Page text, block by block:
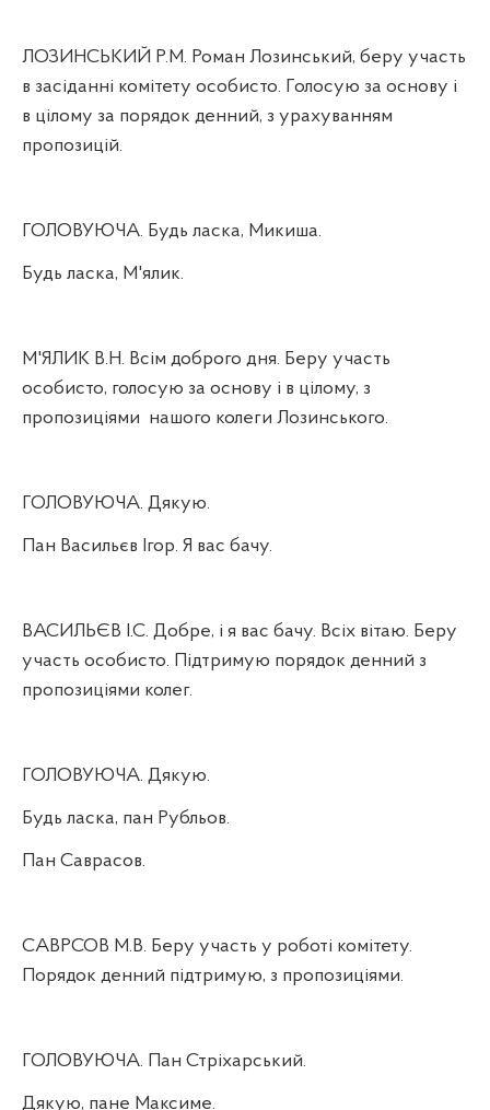
ЛОЗИНСЬКИЙ Р.М. Роман Лозинський, беру участь
в засіданні комітету особисто. Голосую за основу і
в цілому за порядок денний, з урахуванням
пропозицій.
ГОЛОВУЮЧА. Будь ласка, Микиша.
Будь ласка, М'ялик.
М'ЯЛИК В.Н. Всім доброго дня. Беру участь
особисто, голосую за основу і в цілому, з
пропозиціями нашого колеги Лозинського.
ГОЛОВУЮЧА. Дякую.
Пан Васильєв Ігор. Я вас бачу.
ВАСИЛЬЄВ І.С. Добре, і я вас бачу. Всіх вітаю. Беру
участь особисто. Підтримую порядок денний з
пропозиціями колег.
ГОЛОВУЮЧА. Дякую.
Будь ласка, пан Рубльов.
Пан Саврасов.
САВРСОВ М.В. Беру участь у роботі комітету.
Порядок денний підтримую, з пропозиціями.
ГОЛОВУЮЧА. Пан Стріхарський.
Дякую, пане Максиме.